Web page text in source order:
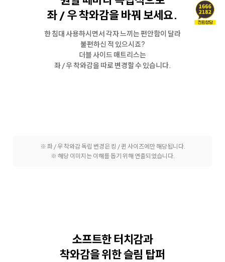
좌 / 우 착와감을 바꿔 보세요.
한 침대 사용하시면서 각자 느끼는 편안함이 달라
불편하신 적 있으시죠?
더블 사이드 매트리스는
좌 / 우 착와감을 따로 변경할 수 있습니다.
※ 좌 / 우 착와감 독립 변경은 킹 / 퀸 사이즈에만 해당됩니다.
※ 해당 이미지는 이해를 돕기 위해 연출되었습니다.
소프트한 터치감과
착와감을 위한슬림 탑퍼